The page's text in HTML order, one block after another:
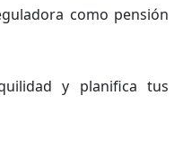
como pensión
y planifica tus